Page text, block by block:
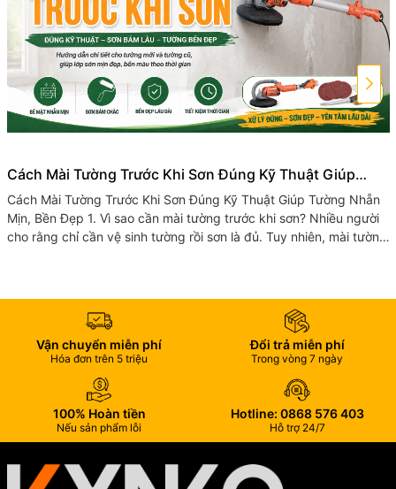
Cách Mài Tường Trước Khi Sơn Đúng Kỹ Thuật Giúp
Tường Nhẵn Mịn, Bền Đẹp
Cách Mài Tường Trước Khi Sơn Đúng Kỹ Thuật Giúp Tường Nhẵn
Mịn, Bền Đẹp 1. Vì sao cần mài tường trước khi sơn? Nhiều người
cho rằng chỉ cần vệ sinh tường rồi sơn là đủ. Tuy nhiên, mài tường
Vận chuyển miễn phí
Hóa đơn trên 5 triệu
Đổi trả miễn phí
Trong vòng 7 ngày
100% Hoàn tiền
Nếu sản phẩm lỗi
Hotline: 0868 576 403
Hỗ trợ 24/7